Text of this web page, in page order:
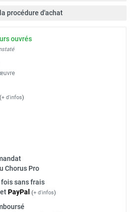
procédure d'achat
ouvrés
(+ d'infos)
Chorus Pro
fois sans frais
etPayPal (+ d'infos)